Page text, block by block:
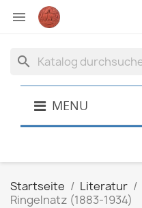

search
MENU
Startseite Literatur
Ringelnatz (1883-1934)